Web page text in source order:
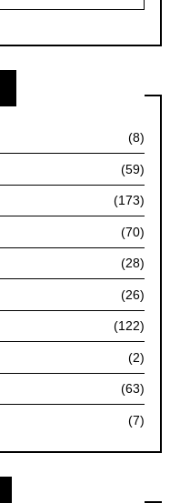
(8)
(59)
(173)
(70)
(28)
(26)
(122)
(2)
(63)
(7)